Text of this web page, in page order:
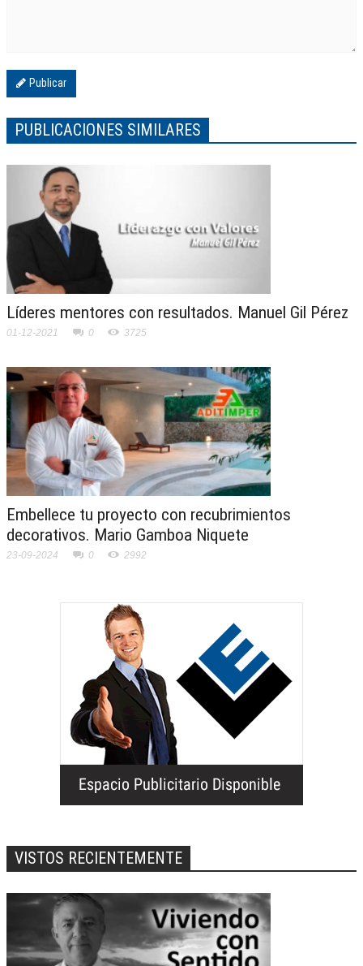
Publicar
PUBLICACIONES SIMILARES
Líderes mentores con resultados. Manuel Gil Pérez
01-12-2021 0 3725
Embellece tu proyecto con recubrimientos
decorativos. Mario Gamboa Niquete
23-09-2024 0 2992
VISTOS RECIENTEMENTE